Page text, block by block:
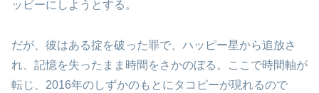
ッピーにしようとする。
だが、彼はある掟を破った罪で、ハッピー星から追放さ
れ、記憶を失ったまま時間をさかのぼる。ここで時間軸が
転じ、2016年のしずかのもとにタコピーが現れるので